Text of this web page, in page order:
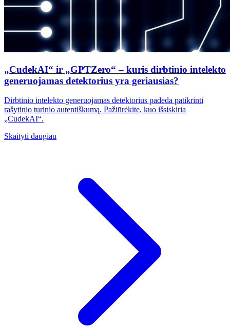
„CudekAI“ ir „GPTZero“ – kuris dirbtinio intelekto
generuojamas detektorius yra geriausias?
Dirbtinio intelekto generuojamas detektorius padeda patikrinti
rašytinio turinio autentiškumą. Pažiūrėkite, kuo išsiskiria
„CudekAI“.
Skaityti daugiau